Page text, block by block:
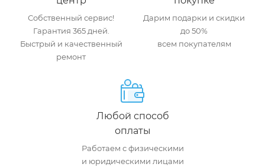
Собственный сервис!
Гарантия 365 дней.
Быстрый и качественный
ремонт
Дарим подарки и скидки
до 50%
всем покупателям
Любой способ
оплаты
Работаем с физическими
и юридическими лицами